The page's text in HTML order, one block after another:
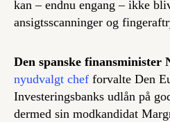
kan – endnu engang – ikke
ansigtsscanninger og
Den spanske finansminister
nyudvalgt chef forvalte Den
Investeringsbanks udlån på
dermed sin modkandidat